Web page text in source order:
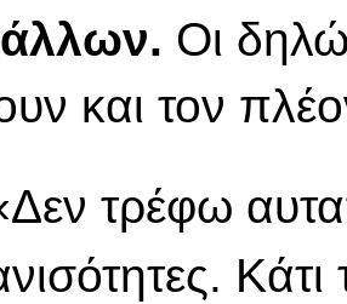
Οι
και τον
τρέφω
Κάτι